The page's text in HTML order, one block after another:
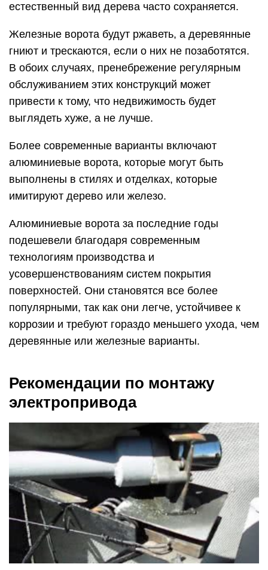
естественный вид дерева часто сохраняется.
Железные ворота будут ржаветь, а деревянные
гниют и трескаются, если о них не позаботятся.
В обоих случаях, пренебрежение регулярным
обслуживанием этих конструкций может
привести к тому, что недвижимость будет
выглядеть хуже, а не лучше.
Более современные варианты включают
алюминиевые ворота, которые могут быть
выполнены в стилях и отделках, которые
имитируют дерево или железо.
Алюминиевые ворота за последние годы
подешевели благодаря современным
технологиям производства и
усовершенствованиям систем покрытия
поверхностей. Они становятся все более
популярными, так как они легче, устойчивее к
коррозии и требуют гораздо меньшего ухода, чем
деревянные или железные варианты.
Рекомендации по монтажу
электропривода